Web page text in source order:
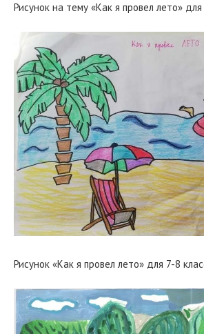
Рисунок на тему «Как я провел лето»
Рисунок «Как я провел лето» для 7-8